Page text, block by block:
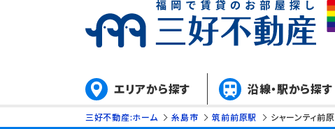
エリアから探す 沿線・駅から探す
三好不動産:ホーム 糸島市 筑前前原駅 シャーンティ前原